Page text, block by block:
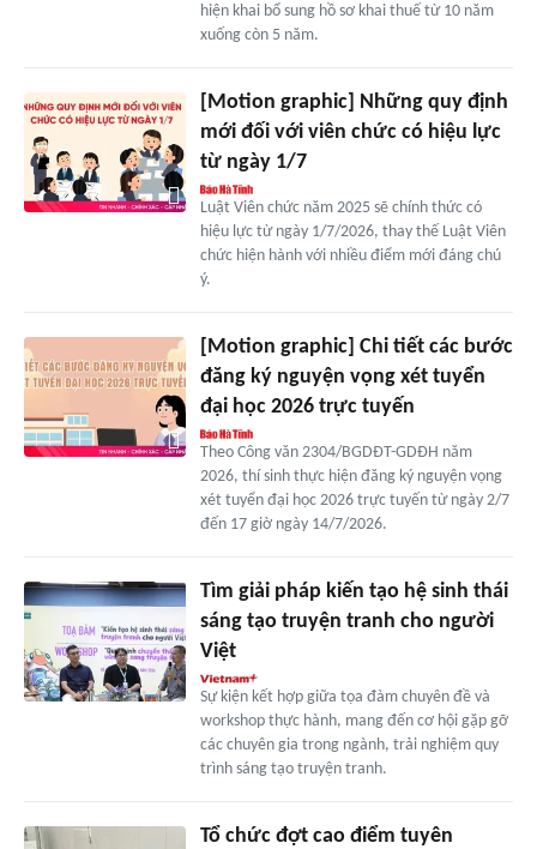
hiện khai bổ sung hồ sơ khai thuế từ 10 năm
xuống còn 5 năm.
[Motion graphic] Những quy định
mới đối với viên chức có hiệu lực
từ ngày 1/7
Luật Viên chức năm 2025 sẽ chính thức có
hiệu lực từ ngày 1/7/2026, thay thế Luật Viên
chức hiện hành với nhiều điểm mới đáng chú
ý.
[Motion graphic] Chi tiết các bước
đăng ký nguyện vọng xét tuyển
đại học 2026 trực tuyến
Theo Công văn 2304/BGDĐT-GDĐH năm
2026, thí sinh thực hiện đăng ký nguyện vọng
xét tuyển đại học 2026 trực tuyến từ ngày 2/7
đến 17 giờ ngày 14/7/2026.
Tìm giải pháp kiến tạo hệ sinh thái
sáng tạo truyện tranh cho người
Việt
Sự kiện kết hợp giữa tọa đàm chuyên đề và
workshop thực hành, mang đến cơ hội gặp gỡ
các chuyên gia trong ngành, trải nghiệm quy
trình sáng tạo truyện tranh.
Tổ chức đợt cao điểm tuyên